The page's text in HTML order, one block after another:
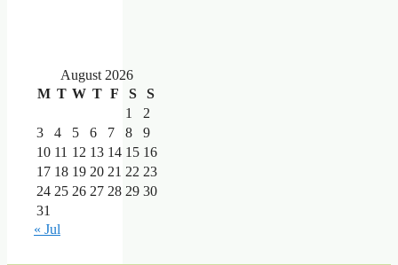
August 2026
M T W T F S
S
1
2
3
4 5 6 7 8
9
10 11 12 13 14 15 16
17 18 19 20 21 22 23
24 25 26 27 28 29 30
31
« Jul